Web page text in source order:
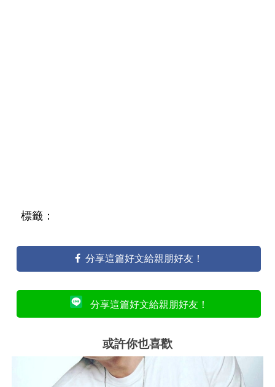
標籤：
分享這篇好文給親朋好友！
分享這篇好文給親朋好友！
或許你也喜歡